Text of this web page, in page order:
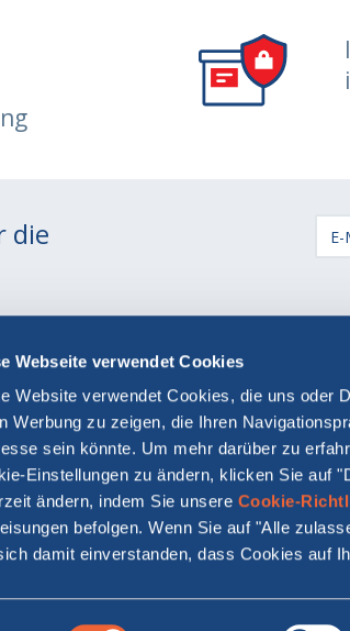
Webseite verwendet Cookies
Website verwendet Cookies, die uns oder
Werbung zu zeigen, die Ihren
sein könnte. Um mehr darüber zu
Einstellungen zu ändern, klicken Sie auf
ändern, indem Sie unsere Cookie-
befolgen. Wenn Sie auf "Alle
damit einverstanden, dass Cookies auf
die
Firmensitz:
Reg. Imprese Milano e
MOBY S.p.A. unterliegt der
characters and elements are trademarks of and ©